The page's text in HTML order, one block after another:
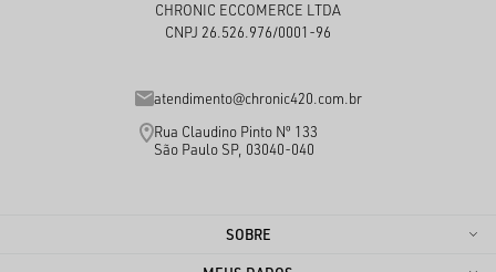
CHRONIC ECCOMERCE LTDA
CNPJ 26.526.976/0001-96
atendimento@chronic420.com.br
Rua Claudino Pinto Nº 133
São Paulo SP, 03040-040
SOBRE